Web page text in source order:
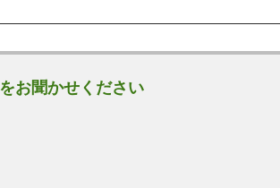
お聞かせください